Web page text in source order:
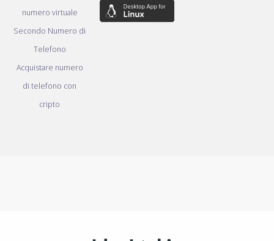
numero virtuale
Secondo Numero di
Telefono
Acquistare numero
di telefono con
cripto